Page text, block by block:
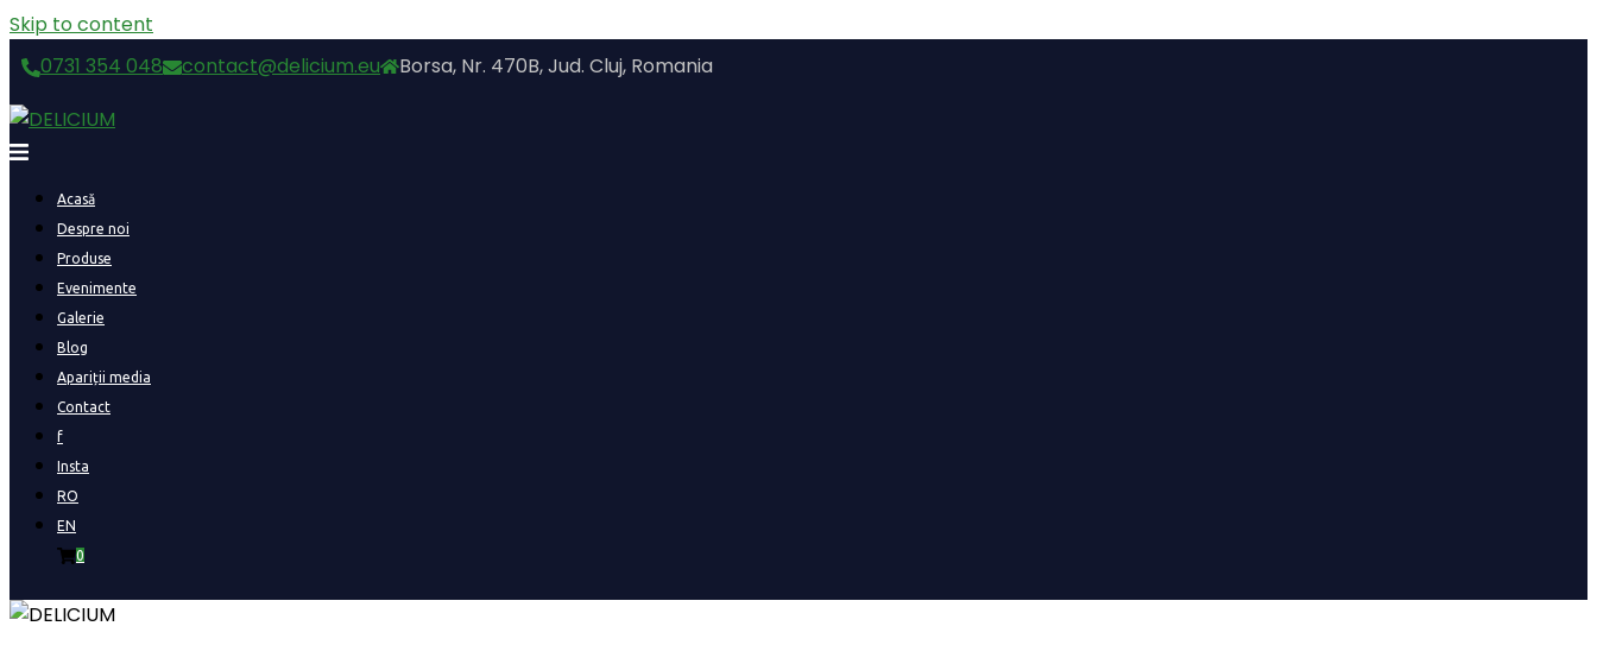
Skip to content
0731 354 048
contact@delicium.eu Borsa, Nr. 470B, Jud. Cluj, Romania
Acasă
Despre noi
Produse
Evenimente
Galerie
Blog
Apariții media
Contact
f
Insta
RO
EN
0